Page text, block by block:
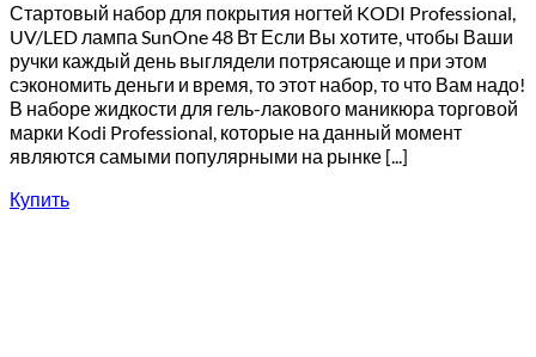
Стартовый набор для покрытия ногтей KODI Professional,
UV/LED лампа SunOne 48 Вт Если Вы хотите, чтобы Ваши
ручки каждый день выглядели потрясающе и при этом
сэкономить деньги и время, то этот набор, то что Вам надо!
В наборе жидкости для гель-лакового маникюра торговой
марки Kodi Professional, которые на данный момент
являются самыми популярными на рынке [...]
Купить